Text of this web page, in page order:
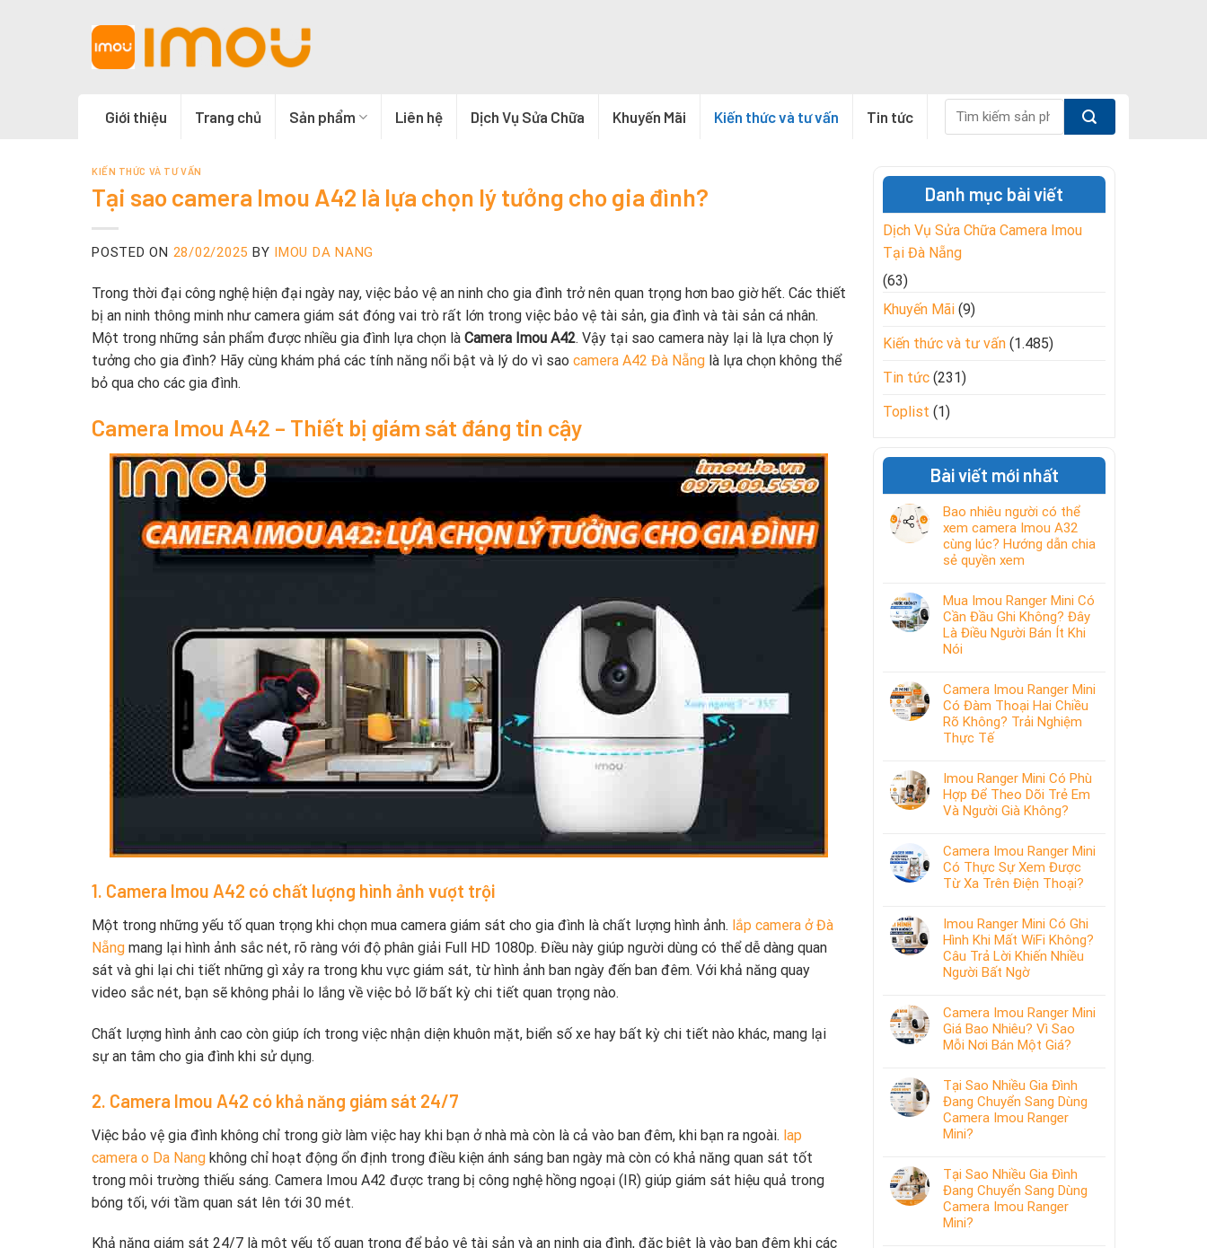
Giới thiệu Trang chủ Sản phẩm Liên hệ Dịch Vụ Sửa Chữa Khuyến Mãi Kiến thức và tư vấn Tin tức
kiếm:
KIẾN THỨC VÀ TƯ VẤN
Tại sao camera Imou A42 là lựa chọn lý tưởng cho gia đình?
POSTED ON 28/02/2025 BY IMOU DA NANG
Trong thời đại công nghệ hiện đại ngày nay, việc bảo vệ an ninh cho gia đình trở nên quan trọng hơn bao giờ hết. Các thiết
bị an ninh thông minh như camera giám sát đóng vai trò rất lớn trong việc bảo vệ tài sản, gia đình và tài sản cá nhân.
Một trong những sản phẩm được nhiều gia đình lựa chọn là Camera Imou A42. Vậy tại sao camera này lại là lựa chọn lý
tưởng cho gia đình? Hãy cùng khám phá các tính năng nổi bật và lý do vì sao camera A42 Đà Nẵng là lựa chọn không thể
bỏ qua cho các gia đình.
Camera Imou A42 – Thiết bị giám sát đáng tin cậy
1. Camera Imou A42 có chất lượng hình ảnh vượt trội
Một trong những yếu tố quan trọng khi chọn mua camera giám sát cho gia đình là chất lượng hình ảnh. lắp camera ở Đà
Nẵng mang lại hình ảnh sắc nét, rõ ràng với độ phân giải Full HD 1080p. Điều này giúp người dùng có thể dễ dàng quan
sát và ghi lại chi tiết những gì xảy ra trong khu vực giám sát, từ hình ảnh ban ngày đến ban đêm. Với khả năng quay
video sắc nét, bạn sẽ không phải lo lắng về việc bỏ lỡ bất kỳ chi tiết quan trọng nào.
Chất lượng hình ảnh cao còn giúp ích trong việc nhận diện khuôn mặt, biển số xe hay bất kỳ chi tiết nào khác, mang lại
sự an tâm cho gia đình khi sử dụng.
2. Camera Imou A42 có khả năng giám sát 24/7
Việc bảo vệ gia đình không chỉ trong giờ làm việc hay khi bạn ở nhà mà còn là cả vào ban đêm, khi bạn ra ngoài. lap
camera o Da Nang không chỉ hoạt động ổn định trong điều kiện ánh sáng ban ngày mà còn có khả năng quan sát tốt
trong môi trường thiếu sáng. Camera Imou A42 được trang bị công nghệ hồng ngoại (IR) giúp giám sát hiệu quả trong
bóng tối, với tầm quan sát lên tới 30 mét.
Khả năng giám sát 24/7 là một yếu tố quan trọng để bảo vệ tài sản và an ninh gia đình, đặc biệt là vào ban đêm khi các
Danh mục bài viết
Dịch Vụ Sửa Chữa Camera Imou
Tại Đà Nẵng
(63)
Khuyến Mãi (9)
Kiến thức và tư vấn (1.485)
Tin tức (231)
Toplist (1)
Bài viết mới nhất
Bao nhiêu người có thể
xem camera Imou A32
cùng lúc? Hướng dẫn chia
sẻ quyền xem
Mua Imou Ranger Mini Có
Cần Đầu Ghi Không? Đây
Là Điều Người Bán Ít Khi
Nói
Camera Imou Ranger Mini
Có Đàm Thoại Hai Chiều
Rõ Không? Trải Nghiệm
Thực Tế
Imou Ranger Mini Có Phù
Hợp Để Theo Dõi Trẻ Em
Và Người Già Không?
Camera Imou Ranger Mini
Có Thực Sự Xem Được
Từ Xa Trên Điện Thoại?
Imou Ranger Mini Có Ghi
Hình Khi Mất WiFi Không?
Câu Trả Lời Khiến Nhiều
Người Bất Ngờ
Camera Imou Ranger Mini
Giá Bao Nhiêu? Vì Sao
Mỗi Nơi Bán Một Giá?
Tại Sao Nhiều Gia Đình
Đang Chuyển Sang Dùng
Camera Imou Ranger
Mini?
Tại Sao Nhiều Gia Đình
Đang Chuyển Sang Dùng
Camera Imou Ranger
Mini?